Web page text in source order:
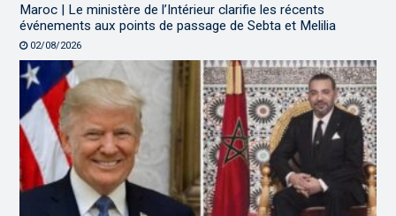
Maroc | Le ministère de l’Intérieur clarifie les récents
événements aux points de passage de Sebta et Melilia
02/08/2026